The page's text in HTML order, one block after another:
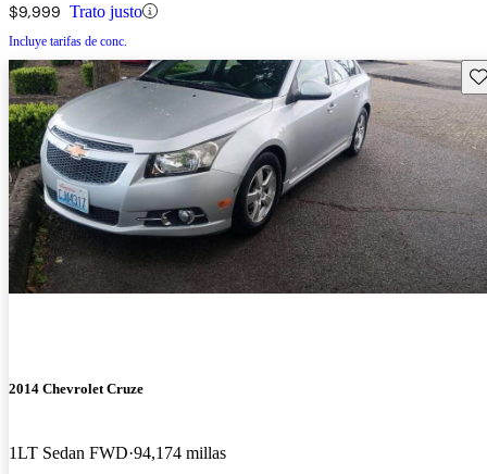
$9,999 Trato justo
Incluye tarifas de conc.
2014 Chevrolet Cruze
1LT Sedan FWD 94,174 millas